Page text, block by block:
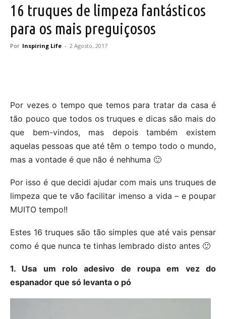
16 truques de limpeza fantásticos
para os mais preguiçosos
Por Inspiring Life - 2 Agosto, 2017
Por vezes o tempo que temos para tratar da casa é
tão pouco que todos os truques e dicas são mais do
que bem-vindos, mas depois também existem
aquelas pessoas que até têm o tempo todo o mundo,
mas a vontade é que não é nehhuma 🙂
Por isso é que decidi ajudar com mais uns truques de
limpeza que te vão facilitar imenso a vida – e poupar
MUITO tempo!!
Estes 16 truques são tão simples que até vais pensar
como é que nunca te tinhas lembrado disto antes 🙂
1. Usa um rolo adesivo de roupa em vez do
espanador que só levanta o pó